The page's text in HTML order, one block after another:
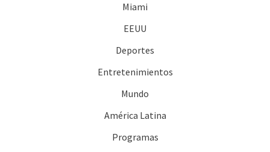
Miami
EEUU
Deportes
Entretenimientos
Mundo
América Latina
Programas